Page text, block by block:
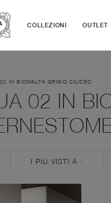
COLLEZIONI OUTLET
IN BIOMALTA GRIGIO SILICEO
02 IN
I PIÙ VISTI A :